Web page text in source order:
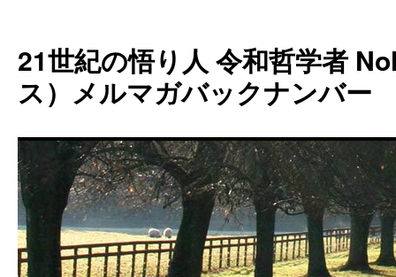
テ
ン
ツ
へ
キ
ッ
プ
21世紀の悟り人 令和哲学者
ス）メルマガバックナンバー